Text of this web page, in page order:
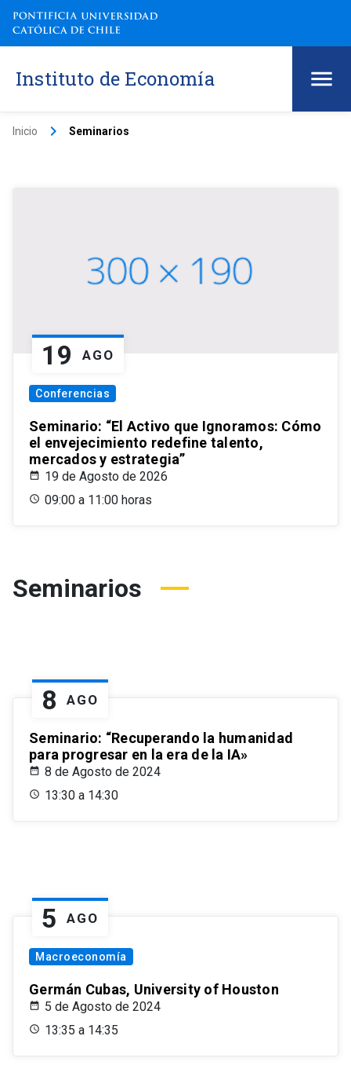
Instituto de Economía
Inicio keyboard_arrow_right Seminarios
19 AGO
Conferencias
Seminario: “El Activo que Ignoramos: Cómo
el envejecimiento redefine talento,
mercados y estrategia”
19 de Agosto de 2026
09:00 a 11:00 horas
Seminarios
8 AGO
Seminario: “Recuperando la humanidad
para progresar en la era de la IA»
8 de Agosto de 2024
13:30 a 14:30
5 AGO
Macroeconomía
Germán Cubas, University of Houston
5 de Agosto de 2024
13:35 a 14:35